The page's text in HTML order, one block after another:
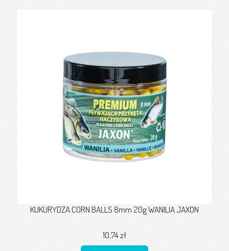
KUKURYDZA CORN BALLS 8mm 20g WANILIA JAXON
10,74 zł